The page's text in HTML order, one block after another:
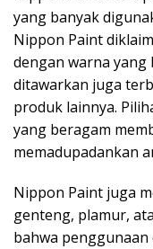
yang banyak
Nippon Paint
dengan warna yang
ditawarkan juga
produk lainnya.
yang beragam
memadupadankan
Nippon Paint juga
genteng, plamur,
bahwa